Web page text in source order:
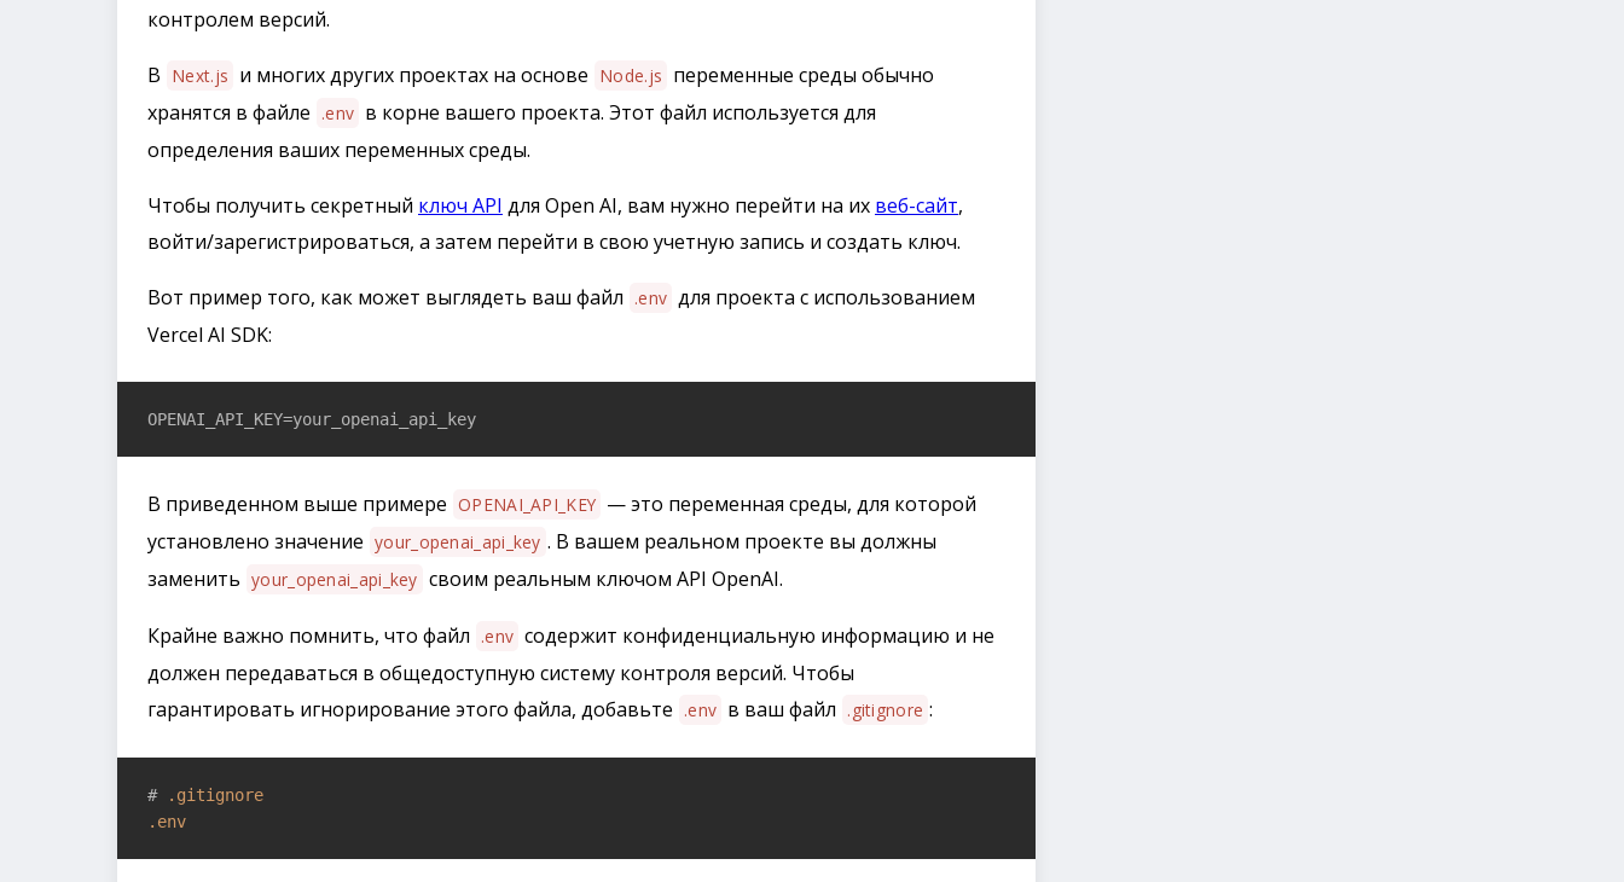
контролем версий.
В Next.js и многих других проектах на основе Node.js переменные среды обычно
хранятся в файле .env в корне вашего проекта. Этот файл используется для
определения ваших переменных среды.
Чтобы получить секретный ключ API для Open AI, вам нужно перейти на их веб-сайт,
войти/зарегистрироваться, а затем перейти в свою учетную запись и создать ключ.
Вот пример того, как может выглядеть ваш файл .env для проекта с использованием
Vercel AI SDK:
OPENAI_API_KEY=your_openai_api_key
В приведенном выше примере OPENAI_API_KEY — это переменная среды, для которой
установлено значение your_openai_api_key . В вашем реальном проекте вы должны
заменить your_openai_api_key своим реальным ключом API OpenAI.
Крайне важно помнить, что файл .env содержит конфиденциальную информацию и не
должен передаваться в общедоступную систему контроля версий. Чтобы
гарантировать игнорирование этого файла, добавьте .env в ваш файл .gitignore :
#
.gitignore
.env